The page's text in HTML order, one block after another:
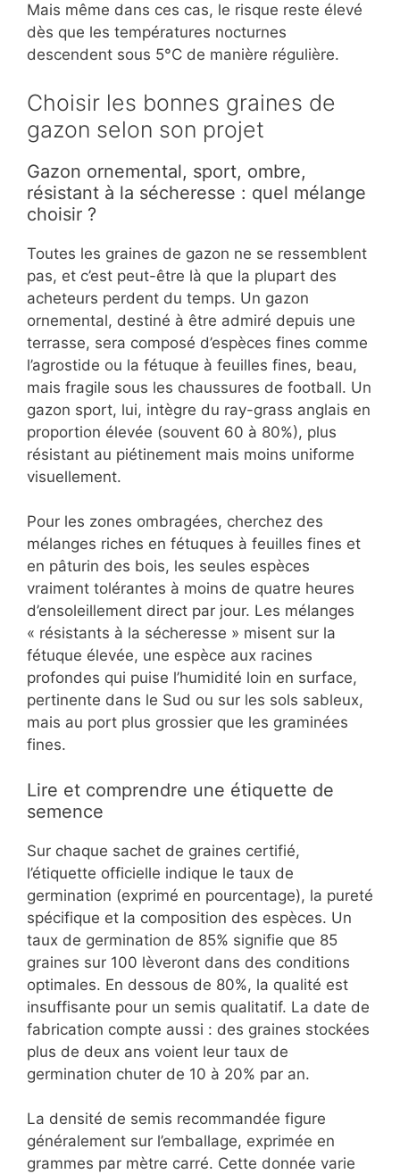
Mais même dans ces cas, le risque reste élevé
dès que les températures nocturnes
descendent sous 5°C de manière régulière.
Choisir les bonnes graines de
gazon selon son projet
Gazon ornemental, sport, ombre,
résistant à la sécheresse : quel mélange
choisir ?
Toutes les graines de gazon ne se ressemblent
pas, et c’est peut-être là que la plupart des
acheteurs perdent du temps. Un gazon
ornemental, destiné à être admiré depuis une
terrasse, sera composé d’espèces fines comme
l’agrostide ou la fétuque à feuilles fines, beau,
mais fragile sous les chaussures de football. Un
gazon sport, lui, intègre du ray-grass anglais en
proportion élevée (souvent 60 à 80%), plus
résistant au piétinement mais moins uniforme
visuellement.
Pour les zones ombragées, cherchez des
mélanges riches en fétuques à feuilles fines et
en pâturin des bois, les seules espèces
vraiment tolérantes à moins de quatre heures
d’ensoleillement direct par jour. Les mélanges
« résistants à la sécheresse » misent sur la
fétuque élevée, une espèce aux racines
profondes qui puise l’humidité loin en surface,
pertinente dans le Sud ou sur les sols sableux,
mais au port plus grossier que les graminées
fines.
Lire et comprendre une étiquette de
semence
Sur chaque sachet de graines certifié,
l’étiquette officielle indique le taux de
germination (exprimé en pourcentage), la pureté
spécifique et la composition des espèces. Un
taux de germination de 85% signifie que 85
graines sur 100 lèveront dans des conditions
optimales. En dessous de 80%, la qualité est
insuffisante pour un semis qualitatif. La date de
fabrication compte aussi : des graines stockées
plus de deux ans voient leur taux de
germination chuter de 10 à 20% par an.
La densité de semis recommandée figure
généralement sur l’emballage, exprimée en
grammes par mètre carré. Cette donnée varie